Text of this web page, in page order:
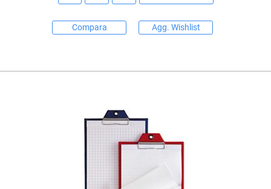
Compara Agg. Wishlist